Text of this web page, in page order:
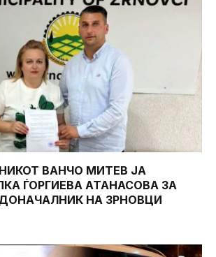
ВАНЧО МИТЕВ ЈА
ЃОРГИЕВА АТАНАСОВА ЗА
НА ЗРНОВЦИ